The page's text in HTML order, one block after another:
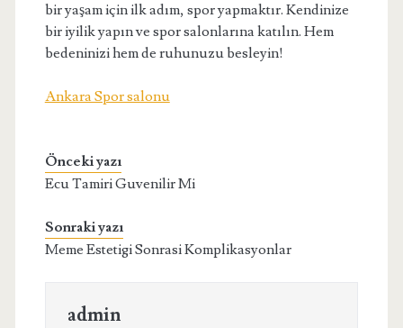
bir yaşam için ilk adım, spor yapmaktır. Kendinize
bir iyilik yapın ve spor salonlarına katılın. Hem
bedeninizi hem de ruhunuzu besleyin!
Ankara Spor salonu
Önceki yazı
Ecu Tamiri Guvenilir Mi
Sonraki yazı
Meme Estetigi Sonrasi Komplikasyonlar
admin